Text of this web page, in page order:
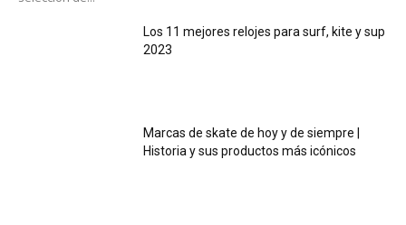
Los 11 mejores relojes para surf, kite y sup
2023
Marcas de skate de hoy y de siempre |
Historia y sus productos más icónicos